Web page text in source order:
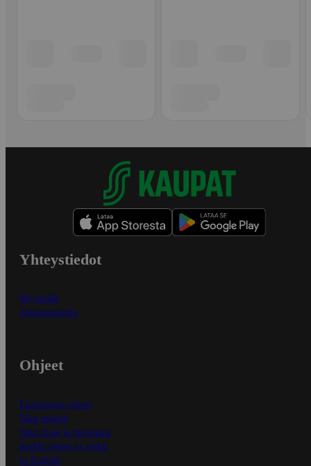
Yhteystiedot
Myymälät
Asiakaspalvelu
Ohjeet
Ensitilaajan ohjeet
Näin maksat
Näin tilaat ja muokkaat
Kaikki ohjeet ja vinkit
In English